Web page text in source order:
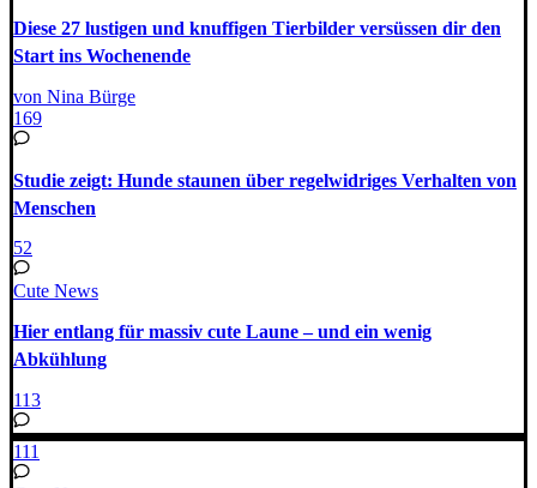
Diese 27 lustigen und knuffigen Tierbilder versüssen dir den
Start ins Wochenende
von Nina Bürge
169
Studie zeigt: Hunde staunen über regelwidriges Verhalten von
Menschen
52
Cute News
Hier entlang für massiv cute Laune – und ein wenig
Abkühlung
113
111